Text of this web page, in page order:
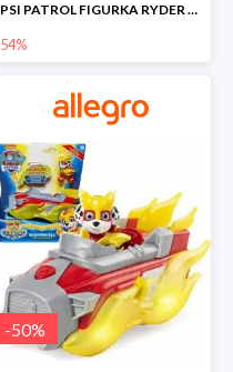
PSI PATROL FIGURKA RYDER + QUAD POJAZD RATUNKOWY -54%
54%
-50%